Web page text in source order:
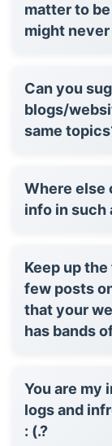
matter to
might
Can you
blogs/
same
Where else
info in such
Keep up
few posts
that your weblog is
has bands
You are my
logs and
: (.?